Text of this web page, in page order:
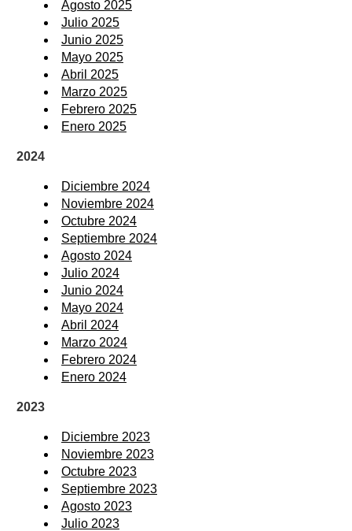
Agosto 2025
Julio 2025
Junio 2025
Mayo 2025
Abril 2025
Marzo 2025
Febrero 2025
Enero 2025
2024
Diciembre 2024
Noviembre 2024
Octubre 2024
Septiembre 2024
Agosto 2024
Julio 2024
Junio 2024
Mayo 2024
Abril 2024
Marzo 2024
Febrero 2024
Enero 2024
2023
Diciembre 2023
Noviembre 2023
Octubre 2023
Septiembre 2023
Agosto 2023
Julio 2023